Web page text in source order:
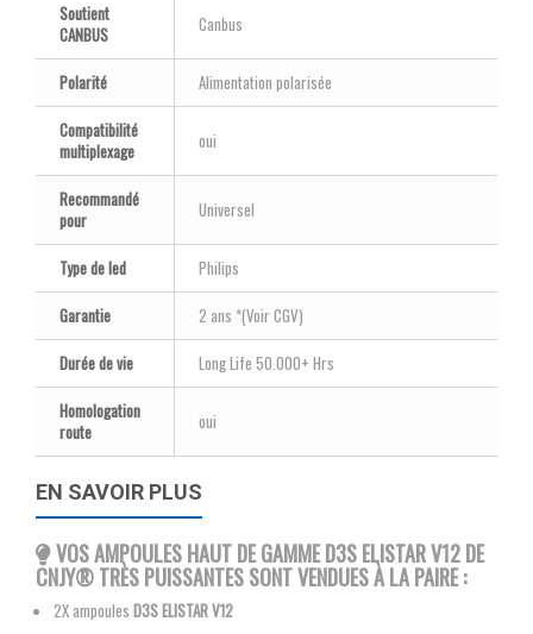
Soutient
CANBUS
Canbus
Polarité
Alimentation polarisée
Compatibilité
multiplexage
oui
Recommandé
pour
Universel
Type de led
Philips
Garantie
2 ans *(Voir CGV)
Durée de vie
Long Life 50.000+ Hrs
Homologation
route
oui
EN SAVOIR PLUS
VOS AMPOULESHAUT DE GAMME D3S ELISTAR V12 DE
CNJY®TRÈS PUISSANTES SONT VENDUES À LA PAIRE :
2X ampoules D3SELISTAR V12